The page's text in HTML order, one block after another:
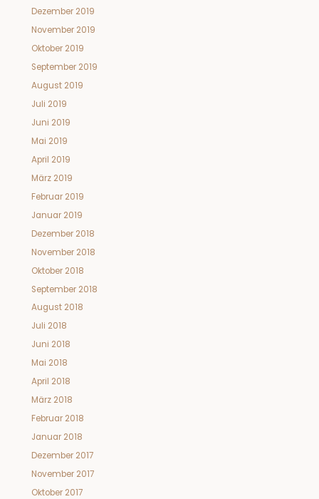
Dezember 2019
November 2019
Oktober 2019
September 2019
August 2019
Juli 2019
Juni 2019
Mai 2019
April 2019
März 2019
Februar 2019
Januar 2019
Dezember 2018
November 2018
Oktober 2018
September 2018
August 2018
Juli 2018
Juni 2018
Mai 2018
April 2018
März 2018
Februar 2018
Januar 2018
Dezember 2017
November 2017
Oktober 2017